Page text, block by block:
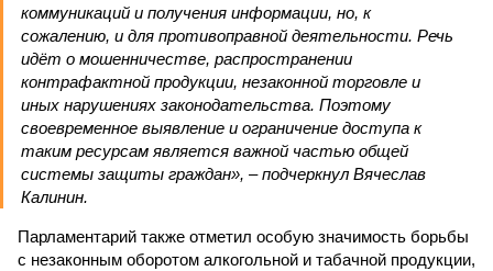
коммуникаций и получения информации, но, к
сожалению, и для противоправной деятельности. Речь
идёт о мошенничестве, распространении
контрафактной продукции, незаконной торговле и
иных нарушениях законодательства. Поэтому
своевременное выявление и ограничение доступа к
таким ресурсам является важной частью общей
системы защиты граждан», – подчеркнул Вячеслав
Калинин.
Парламентарий также отметил особую значимость борьбы
с незаконным оборотом алкогольной и табачной продукции,